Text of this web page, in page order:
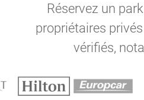
Réservez un
propriétaires
vérifiés,